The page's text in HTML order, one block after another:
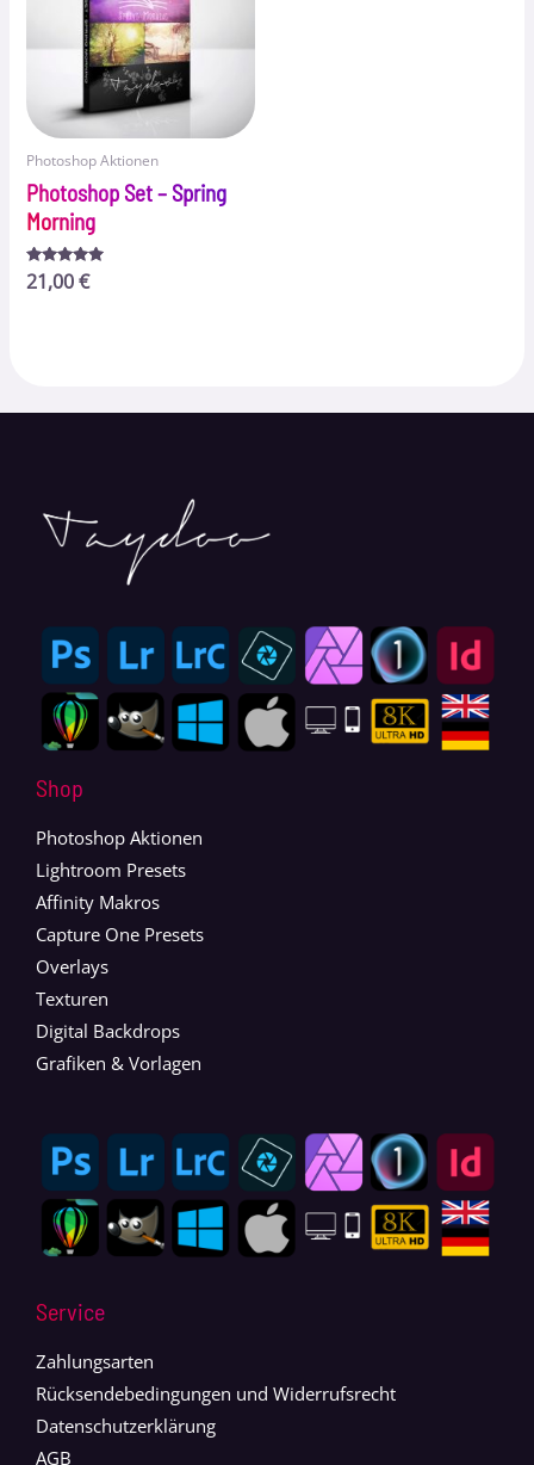
Photoshop Aktionen
Photoshop Set – Spring
Morning
Bewertet
mit
21,00€
Shop
Photoshop Aktionen
Lightroom Presets
Affinity Makros
Capture One Presets
Overlays
Texturen
Digital Backdrops
Grafiken & Vorlagen
Service
Zahlungsarten
Rücksendebedingungen und Widerrufsrecht
Datenschutzerklärung
AGB